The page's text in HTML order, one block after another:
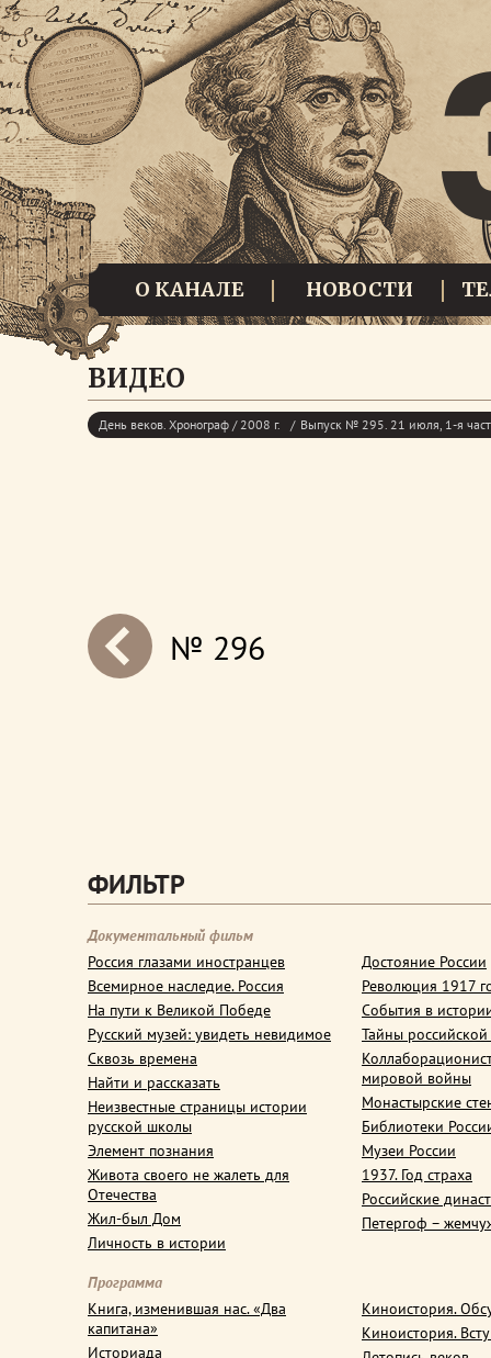
О КАНАЛЕ НОВОСТИ
ВИДЕО
День веков. Хронограф / 2008 г. Выпуск № 295. 21 июля, 1-я
next№ 296
ФИЛЬТР
Документальный фильм
Россия глазами иностранцев
Всемирное наследие. Россия
На пути к Великой Победе
Русский музей: увидеть невидимое
Сквозь времена
Найти и рассказать
Неизвестные страницы истории
русской школы
Элемент познания
Живота своего не жалеть для
Отечества
Жил-был Дом
Личность в истории
Достояние России
Революция 1917
События в
Тайны
мировой войны
Монастырские
Библиотеки
Музеи России
1937. Год страха
Российские
Петергоф –
Программа
Книга, изменившая нас. «Два
капитана»
Историада
Киноистория.
Киноистория.